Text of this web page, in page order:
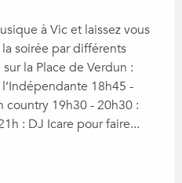
à Vic et laissez vous
soirée par différents
la Place de Verdun :
18h45 -
country 19h30 - 20h30 :
: DJ Icare pour faire...